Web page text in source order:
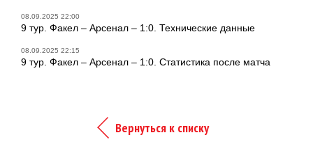
08.09.2025 22:00
9 тур. Факел – Арсенал – 1:0. Технические данные
08.09.2025 22:15
9 тур. Факел – Арсенал – 1:0. Статистика после матча
Вернуться к списку